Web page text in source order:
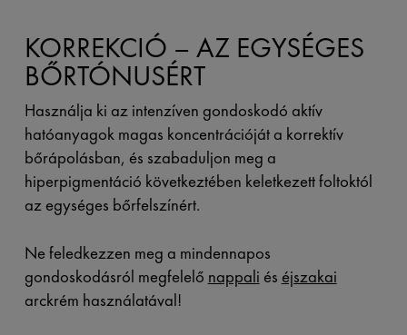
KORREKCIÓ – AZ EGYSÉGES
BŐRTÓNUSÉRT
Használja ki az intenzíven gondoskodó aktív
hatóanyagok magas koncentrációját a korrektív
bőrápolásban, és szabaduljon meg a
hiperpigmentáció következtében keletkezett foltoktól
az egységes bőrfelszínért.
Ne feledkezzen meg a mindennapos
gondoskodásról megfelelő nappali és éjszakai
arckrém használatával!